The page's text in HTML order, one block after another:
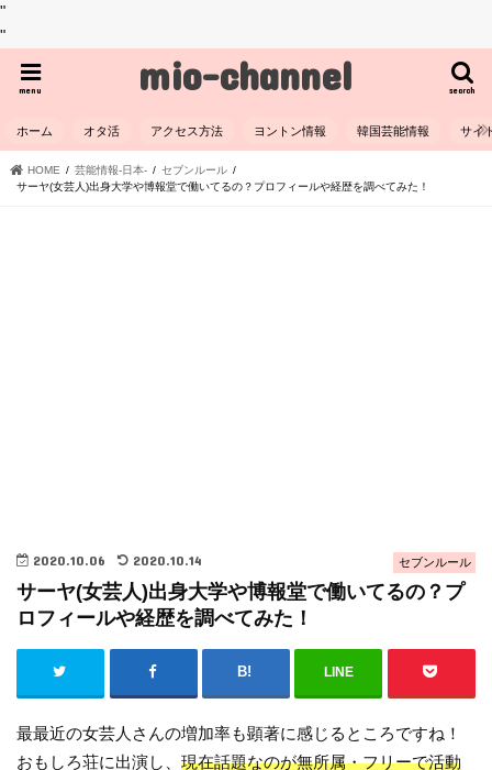
"
"
mio-channel search
menu
ホーム オタ活 アクセス方法 ヨントン情報 韓国芸能情報 サイ
HOME 芸能情報-日本-
セブンルール
サーヤ(女芸人)出身大学や博報堂で働いてるの？プロフィールや経歴を調べてみた！
セブンルール
2020.10.06 2020.10.14
サーヤ(女芸人)出身大学や博報堂で働いてるの？プ
ロフィールや経歴を調べてみた！
LINE
最最近の女芸人さんの増加率も顕著に感じるところですね！
おもしろ荘に出演し、現在話題なのが無所属・フリーで活動